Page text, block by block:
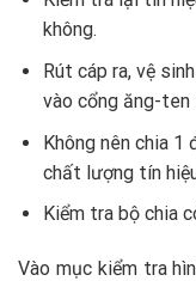
không.
Rút cáp ra, vệ
vào cổng ăng-ten
Không nên chia 1
chất lượng tín
Kiểm tra bộ chia
Vào mục kiểm tra